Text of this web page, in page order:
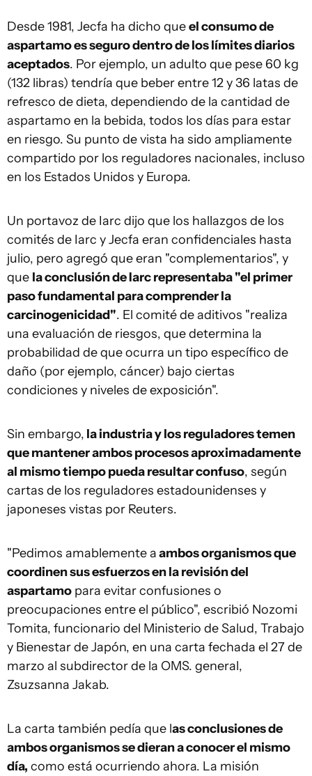
Desde 1981, Jecfa ha dicho queel consumo de
aspartamo es seguro dentro de los límites diarios
aceptados. Por ejemplo, un adulto que pese 60 kg
(132 libras) tendría que beber entre 12 y 36 latas de
refresco de dieta, dependiendo de la cantidad de
aspartamo en la bebida, todos los días para estar
en riesgo. Su punto de vista ha sido ampliamente
compartido por los reguladores nacionales, incluso
en los Estados Unidos y Europa.
Un portavoz de Iarc dijo que los hallazgos de los
comités de Iarc y Jecfa eran confidenciales hasta
julio, pero agregó que eran "complementarios", y
que la conclusión de Iarc representaba "el primer
paso fundamental para comprender la
carcinogenicidad". El comité de aditivos "realiza
una evaluación de riesgos, que determina la
probabilidad de que ocurra un tipo específico de
daño (por ejemplo, cáncer) bajo ciertas
condiciones y niveles de exposición".
Sin embargo, la industria y los reguladores temen
que mantener ambos procesos aproximadamente
al mismo tiempo pueda resultar confuso, según
cartas de los reguladores estadounidenses y
japoneses vistas por Reuters.
"Pedimos amablemente aambos organismos que
coordinen sus esfuerzos en la revisión del
aspartamo para evitar confusiones o
preocupaciones entre el público", escribió Nozomi
Tomita, funcionario del Ministerio de Salud, Trabajo
y Bienestar de Japón, en una carta fechada el 27 de
marzo al subdirector de la OMS. general,
Zsuzsanna Jakab.
La carta también pedía que las conclusiones de
ambos organismos se dieran a conocer el mismo
día, como está ocurriendo ahora. La misión